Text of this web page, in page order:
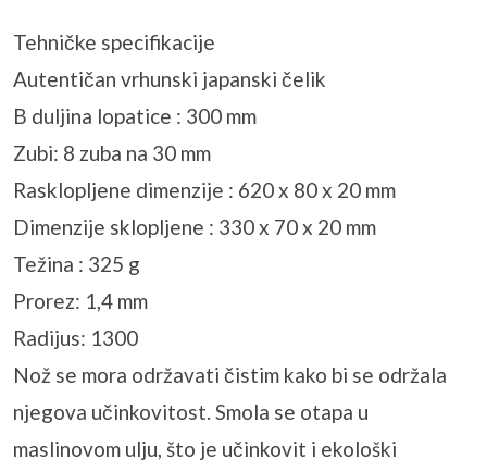
Tehničke specifikacije
Autentičan vrhunski japanski čelik
B duljina lopatice : 300 mm
Zubi: 8 zuba na 30 mm
Rasklopljene dimenzije : 620 x 80 x 20 mm
Dimenzije sklopljene : 330 x 70 x 20 mm
Težina : 325 g
Prorez: 1,4 mm
Radijus: 1300
Nož se mora održavati čistim kako bi se održala
njegova učinkovitost. Smola se otapa u
maslinovom ulju, što je učinkovit i ekološki